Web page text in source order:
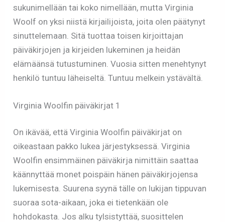
sukunimellään tai koko nimellään, mutta Virginia
Woolf on yksi niistä kirjailijoista, joita olen päätynyt
sinuttelemaan. Sitä tuottaa toisen kirjoittajan
päiväkirjojen ja kirjeiden lukeminen ja heidän
elämäänsä tutustuminen. Vuosia sitten menehtynyt
henkilö tuntuu läheiseltä. Tuntuu melkein ystävältä.
Virginia Woolfin päiväkirjat 1
On ikävää, että Virginia Woolfin päiväkirjat on
oikeastaan pakko lukea järjestyksessä. Virginia
Woolfin ensimmäinen päiväkirja nimittäin saattaa
käännyttää monet poispäin hänen päiväkirjojensa
lukemisesta. Suurena syynä tälle on lukijan tippuvan
suoraa sota-aikaan, joka ei tietenkään ole
hohdokasta. Jos alku tylsistyttää, suosittelen